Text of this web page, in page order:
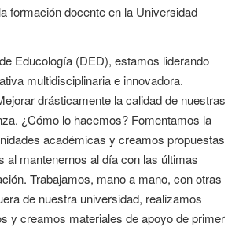
formación docente en la Universidad
Educología (DED), estamos liderando
multidisciplinaria e innovadora.
drásticamente la calidad de nuestras
¿Cómo lo hacemos? Fomentamos la
académicas y creamos propuestas
al mantenernos al día con las últimas
Trabajamos, mano a mano, con otras
de nuestra universidad, realizamos
y creamos materiales de apoyo de primer